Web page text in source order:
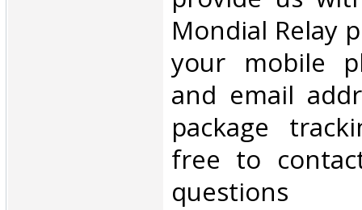
Mondial Relay
your mobile
and email
package
free to
questions‎